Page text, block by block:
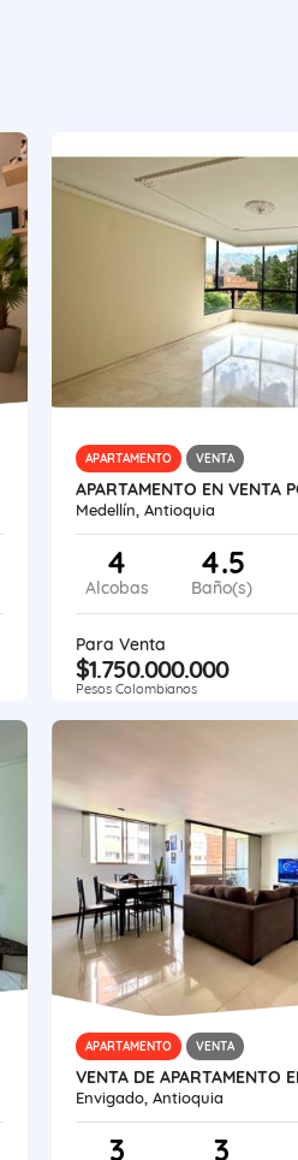
APARTAMENTO VENTA
Medellín, Antioquia
4
Alcobas
4.5
Baño(s)
Para Venta
$1.750.000.000
Pesos Colombianos
APARTAMENTO VENTA
Envigado, Antioquia
3 3